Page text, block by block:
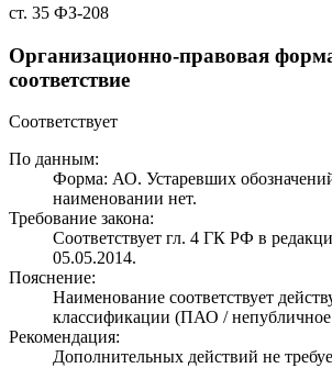
ст. 35 ФЗ-208
Организационно-правовая
соответствие
Соответствует
По данным:
Форма: АО. Устаревших
наименовании нет.
Требование закона:
Соответствует гл. 4 ГК РФ в
05.05.2014.
Пояснение:
Наименование соответствует
классификации (ПАО /
Рекомендация:
Дополнительных действий не